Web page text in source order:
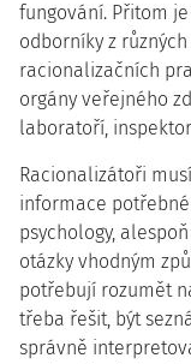
fungování. Přitom
odborníky z
racionalizačních
orgány veřejného
laboratoří,
Racionalizátoři
informace
psychology,
otázky vhodným
potřebují rozumět
třeba řešit, být
správně